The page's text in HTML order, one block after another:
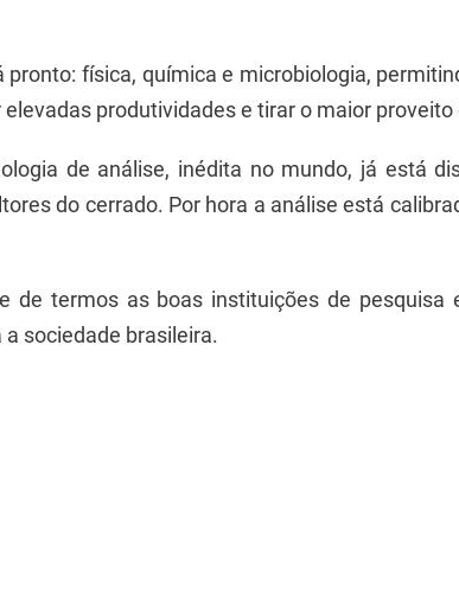
física, química e microbiologia,
produtividades e tirar o maior proveito
de análise, inédita no mundo, já está
do cerrado. Por hora a análise está
termos as boas instituições de pesquisa
sociedade brasileira.